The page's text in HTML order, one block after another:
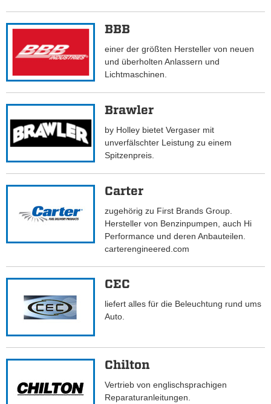
BBB
einer der größten Hersteller von neuen
und überholten Anlassern und
Lichtmaschinen.
Brawler
by Holley bietet Vergaser mit
unverfälschter Leistung zu einem
Spitzenpreis.
Carter
zugehörig zu First Brands Group.
Hersteller von Benzinpumpen, auch Hi
Performance und deren Anbauteilen.
carterengineered.com
CEC
liefert alles für die Beleuchtung rund ums
Auto.
Chilton
Vertrieb von englischsprachigen
Reparaturanleitungen.